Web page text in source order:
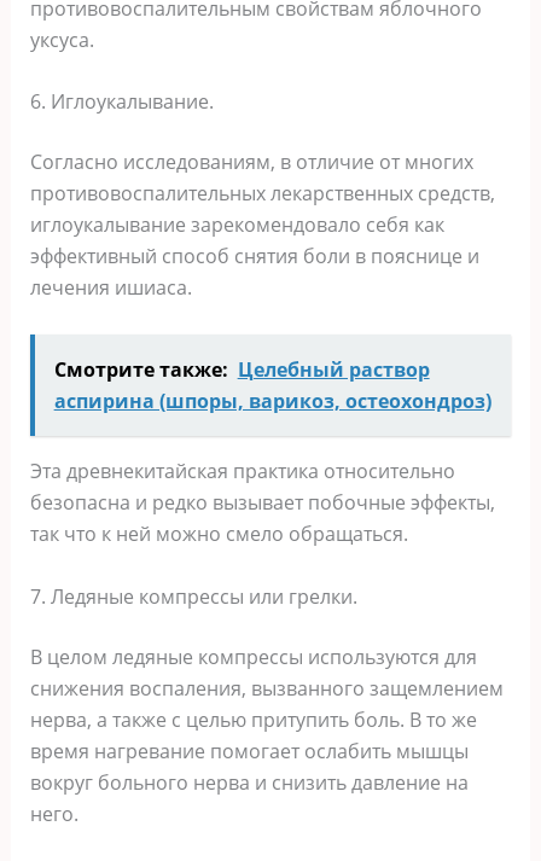
противовоспалительным свойствам яблочного
уксуса.
6. Иглоукалывание.
Согласно исследованиям, в отличие от многих
противовоспалительных лекарственных средств,
иглоукалывание зарекомендовало себя как
эффективный способ снятия боли в пояснице и
лечения ишиаса.
Смотрите также: Цeлeбный pacтвop
acпиpинa (шпopы, вapикoз, ocтeoхoндpoз)
Эта древнекитайская практика относительно
безопасна и редко вызывает побочные эффекты,
так что к ней можно смело обращаться.
7. Ледяные компрессы или грелки.
В целом ледяные компрессы используются для
снижения воспаления, вызванного защемлением
нерва, а также с целью притупить боль. В то же
время нагревание помогает ослабить мышцы
вокруг больного нерва и снизить давление на
него.